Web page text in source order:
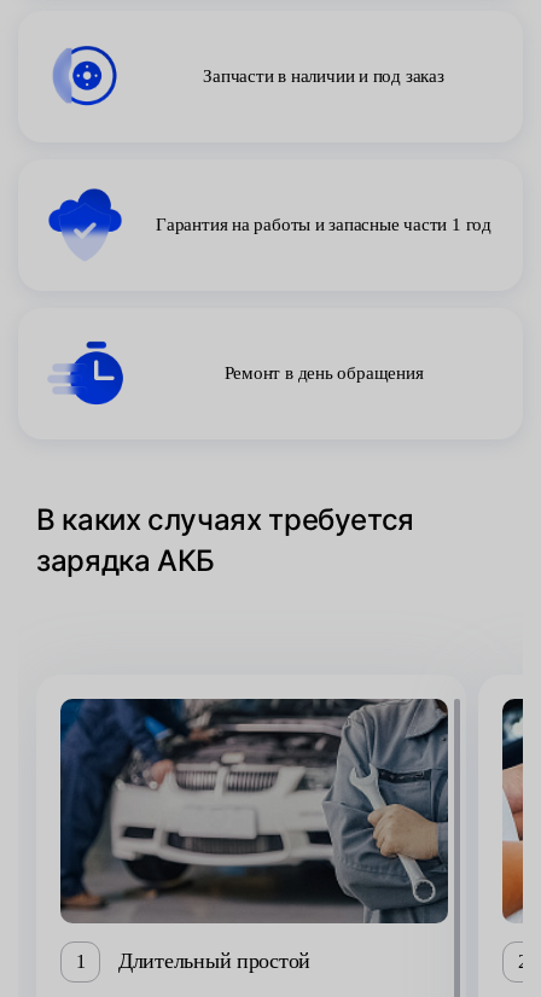
Запчасти в наличии и под заказ
Гарантия на работы и запасные части 1 год
Ремонт в день обращения
В каких случаях требуется
зарядка АКБ
1 Длительный простой 2